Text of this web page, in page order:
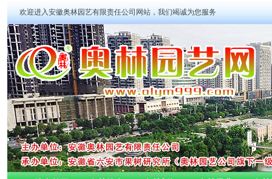
欢迎进入安徽奥林园艺有限责任公司网站，我们竭诚为您服务